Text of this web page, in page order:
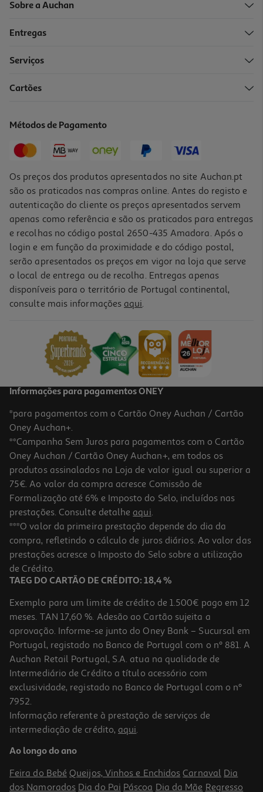
Queimador Actuel Com Chama
22,99 €
-35%
4.0
Isqueiro Megalighter Bic
2.98 €/un
Price reduced from
4,59 €to
2,98 €
Promoção
Sobre a Auchan
Entregas
Serviços
Cartões
Métodos de Pagamento
Os preços dos produtos apresentados no site Auchan.pt
são os praticados nas compras online. Antes do registo e
autenticação do cliente os preços apresentados servem
apenas como referência e são os praticados para entregas
e recolhas no código postal 2650-435 Amadora. Após o
login e em função da proximidade e do código postal,
serão apresentados os preços em vigor na loja que serve
o local de entrega ou de recolha. Entregas apenas
disponíveis para o território de Portugal continental,
consulte mais informações aqui.
Informações para pagamentos ONEY
*para pagamentos com o Cartão Oney Auchan / Cartão
Oney Auchan+.
**Campanha Sem Juros para pagamentos com o Cartão
Oney Auchan / Cartão Oney Auchan+, em todos os
produtos assinalados na Loja de valor igual ou superior a
75€. Ao valor da compra acresce Comissão de
Formalização até 6% e Imposto do Selo, incluídos nas
prestações. Consulte detalhe aqui.
***O valor da primeira prestação depende do dia da
compra, refletindo o cálculo de juros diários. Ao valor das
prestações acresce o Imposto do Selo sobre a utilização
de Crédito.
TAEG DO CARTÃO DE CRÉDITO: 18,4 %
Exemplo para um limite de crédito de 1.500€ pago em 12
meses. TAN 17,60 %. Adesão ao Cartão sujeita a
aprovação. Informe-se junto do Oney Bank – Sucursal em
Portugal, registado no Banco de Portugal com o nº 881. A
Auchan Retail Portugal, S.A. atua na qualidade de
Intermediário de Crédito a título acessório com
exclusividade, registado no Banco de Portugal com o nº
7952.
Informação referente à prestação de serviços de
intermediação de crédito, aqui.
Ao longo do ano
Feira do Bebé Queijos, Vinhos e Enchidos Carnaval Dia
dos Namorados Dia do Pai Páscoa Dia da Mãe Regresso